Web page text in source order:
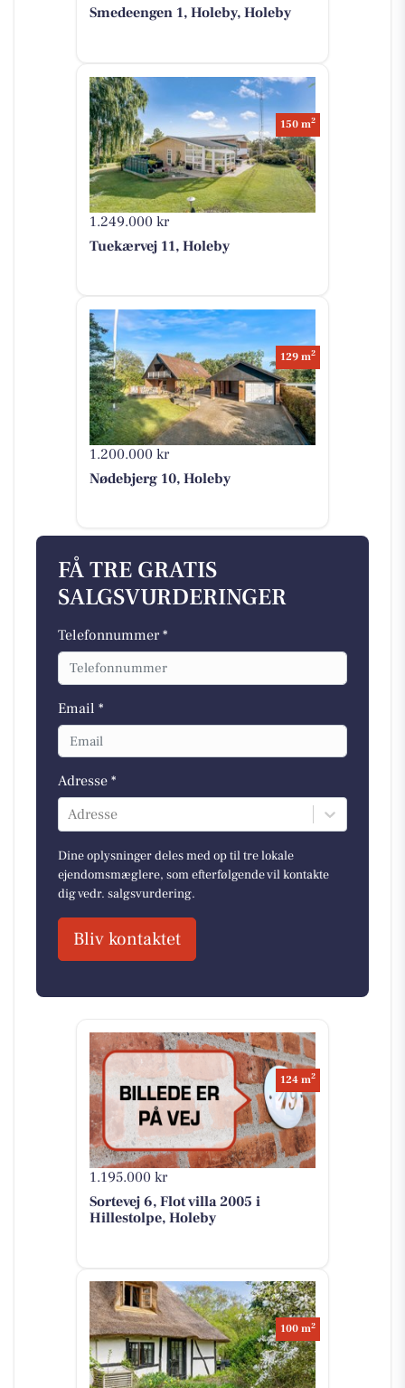
Smedeengen 1, Holeby, Holeby
1.249.000 kr
150 m2
Tuekærvej 11, Holeby
1.200.000 kr
129 m2
Nødebjerg 10, Holeby
FÅ TRE GRATIS
SALGSVURDERINGER
Telefonnummer *
Email *
Adresse *
Adresse
Dine oplysninger deles med op til tre lokale
ejendomsmæglere, som efterfølgende vil kontakte
dig vedr. salgsvurdering.
Bliv kontaktet
1.195.000 kr
124 m2
Sortevej 6, Flot villa 2005 i
Hillestolpe, Holeby
100 m2